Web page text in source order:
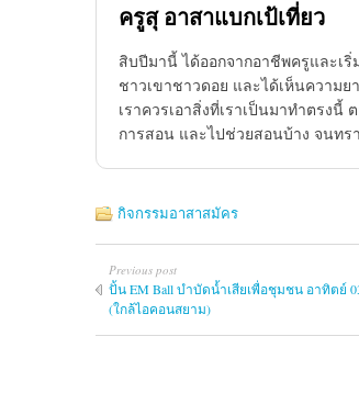
ครูสุ อาสาแบกเป้เที่ยว
สิบปีมานี้ ได้ออกจากอาชีพครูและเ
ชาวเขาชาวดอย และได้เห็นความย
เราควรเอาสิ่งที่เราเป็นมาทำตรง
การสอน และไปช่วยสอนบ้าง จนทร
กิจกรรมอาสาสมัคร
Previous post
ปั้น EM Ball บำบัดน้ำเสียเพื่อชุมชน อาทิตย์
(ใกล้ไอคอนสยาม)